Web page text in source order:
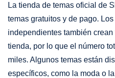
La tienda de temas oficial de
temas gratuitos y de pago.
independientes también
tienda, por lo que el número
miles. Algunos temas están
específicos, como la moda o